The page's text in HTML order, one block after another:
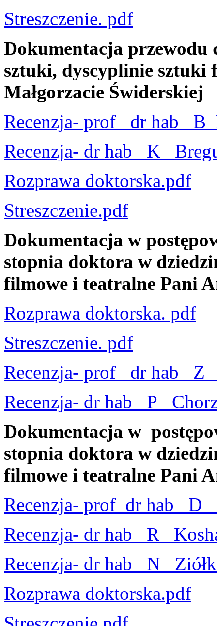
Streszczenie. pdf
Dokumentacja przewodu
sztuki, dyscyplinie sztuki
Małgorzacie Świderskiej
Recenzja- prof_ dr hab_
Recenzja- dr hab_ K_
Rozprawa doktorska.pdf
Streszczenie.pdf
Dokumentacja w
stopnia doktora w
filmowe i teatralne Pani
Rozprawa doktorska. pdf
Streszczenie. pdf
Recenzja- prof_ dr hab_
Recenzja- dr hab_ P_
Dokumentacja w
stopnia doktora w
filmowe i teatralne Pani
Recenzja- prof_dr hab_
Recenzja- dr hab_ R_
Recenzja- dr hab_ N_
Rozprawa doktorska.pdf